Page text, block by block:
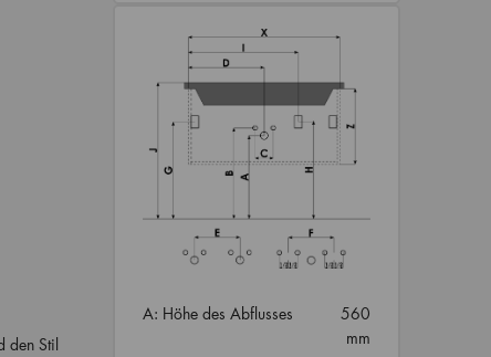
den Stil
A: Höhe des Abflusses
560
mm